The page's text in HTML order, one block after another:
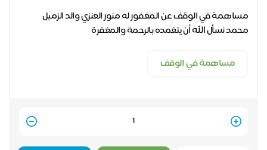
مساهمة في الوقف عن المغفور له منور العنزي والد الزميل
محمد نسأل الله أن يتغمده بالرحمة والمغفرة
مساهمة في الوقف
Quantity